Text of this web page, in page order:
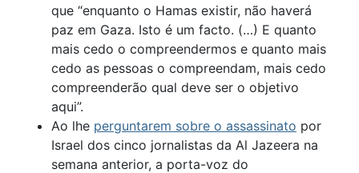
que “enquanto o Hamas existir, não haverá
paz em Gaza. Isto é um facto. (…) E quanto
mais cedo o compreendermos e quanto mais
cedo as pessoas o compreendam, mais cedo
compreenderão qual deve ser o objetivo
aqui”.
Ao lhe perguntarem sobre o assassinato por
Israel dos cinco jornalistas da Al Jazeera na
semana anterior, a porta-voz do